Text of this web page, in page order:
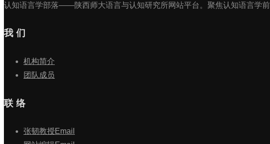
认知语言学部落——陕西师大语言与认知研究所网站平台。聚焦认知语言学前
我 们
机构简介
团队成员
联 络
张韧教授Email